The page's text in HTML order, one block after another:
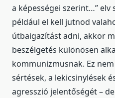
a képességei szerint…”
például el kell jutnod
útbaigazítást adni, akkor
beszélgetés különösen
kommunizmusnak. Ez
sértések, a lekicsinylések
agresszió jelentőségét –